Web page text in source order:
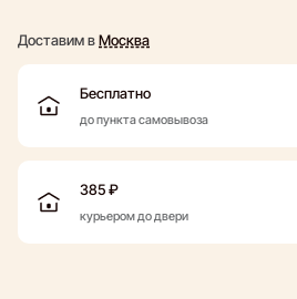
Доставим вМосква
Бесплатно
до пункта самовывоза
385 ₽
курьером до двери